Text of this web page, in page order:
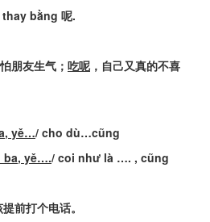
thay bằng 呢.
怕朋友生气； 吃呢 ，自己又真的不喜
, yě…/ cho dù…cũng
ba, yě…./ coi như là …. , cũng
前打个电话。